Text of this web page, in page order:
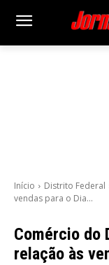
Início Distrito Federal
vendas para o Dia...
Comércio do
relação às